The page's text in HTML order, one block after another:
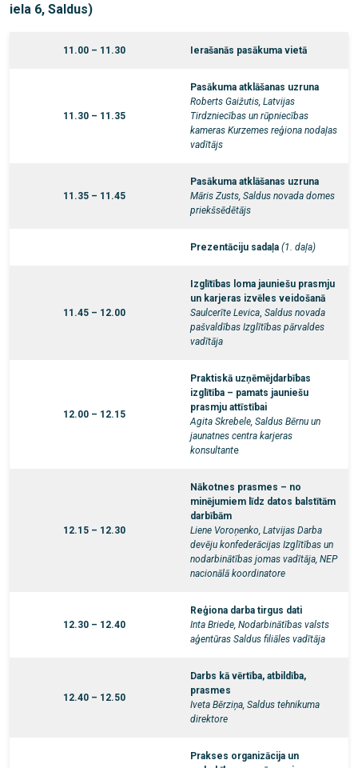
iela 6, Saldus)
11.00 – 11.30 Ierašanās pasākuma vietā
11.30 – 11.35
Pasākuma atklāšanas uzruna
Roberts Gaižutis, Latvijas
Tirdzniecības un rūpniecības
kameras Kurzemes reģiona nodaļas
vadītājs
11.35 – 11.45
Pasākuma atklāšanas uzruna
Māris Zusts, Saldus novada domes
priekšsēdētājs
Prezentāciju sadaļa (1. daļa)
11.45 – 12.00
Izglītības loma jauniešu prasmju
un karjeras izvēles veidošanā
Saulcerīte Levica Saldus novada
pašvaldības Izglītības pārvaldes
vadītāja
12.00 – 12.15
Praktiskā uzņēmējdarbības
izglītība – pamats jauniešu
prasmju attīstībai
Agita Skrebele, Saldus Bērnu un
jaunatnes centra karjeras
konsultante
12.15 – 12.30
Nākotnes prasmes – no
minējumiem līdz datos balstītām
darbībām
Liene Voroņenko, Latvijas Darba
devēju konfederācijas Izglītības un
nodarbinātības jomas vadītāja, NEP
nacionālā koordinatore
12.30 – 12.40
Reģiona darba tirgus dati
Inta Briede, Nodarbinātības valsts
aģentūras Saldus filiāles vadītāja
12.40 – 12.50
Darbs kā vērtība, atbildība,
prasmes
Iveta Bērziņa, Saldus tehnikuma
direktore
Prakses organizācija un